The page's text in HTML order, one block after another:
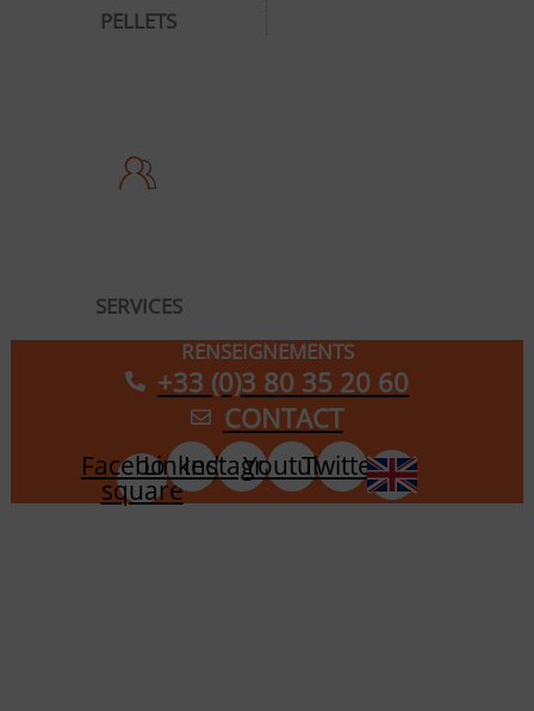
PELLETS
SERVICES
RENSEIGNEMENTS
+33 (0)3 80 35 20 60
CONTACT
Facebook-
square
Linkedin
Instagram
YoutubeTwitter